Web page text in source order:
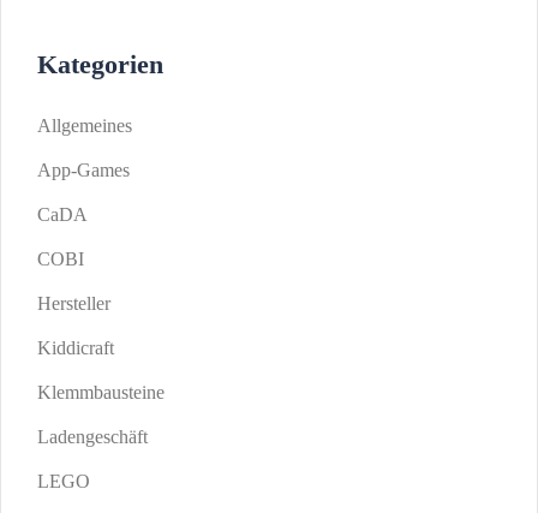
Kategorien
Allgemeines
App-Games
CaDA
COBI
Hersteller
Kiddicraft
Klemmbausteine
Ladengeschäft
LEGO